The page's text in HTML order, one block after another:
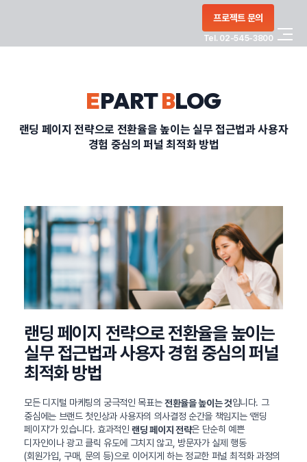
프로젝트 문의
Tel. 02-545-3800
CONTACT
정부지원사업
EPARTBLOG
랜딩 페이지 전략으로 전환율을 높이는 실무 접근법과 사용자
경험 중심의 퍼널 최적화 방법
랜딩 페이지 전략으로 전환율을 높이는
실무 접근법과 사용자 경험 중심의 퍼널
최적화 방법
모든 디지털 마케팅의 궁극적인 목표는전환율을 높이는 것입니다. 그
중심에는 브랜드 첫인상과 사용자의 의사결정 순간을 책임지는 ‘랜딩
페이지’가 있습니다. 효과적인 랜딩 페이지 전략은 단순히 예쁜
디자인이나 광고 클릭 유도에 그치지 않고, 방문자가 실제 행동
(회원가입, 구매, 문의 등)으로 이어지게 하는 정교한 퍼널 최적화 과정의